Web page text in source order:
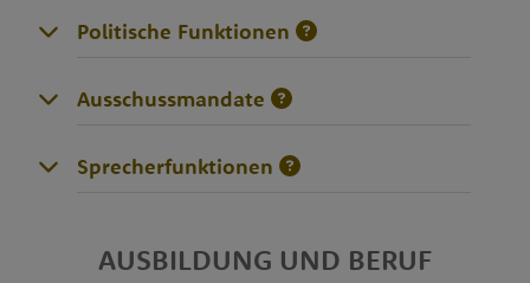
Politische Funktionen
Ausschussmandate
Sprecherfunktionen
AUSBILDUNG UND BERUF